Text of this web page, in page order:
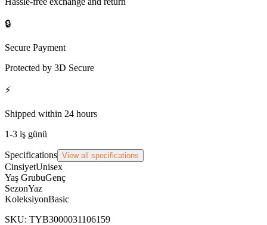
🔒
Secure Payment
Protected by 3D Secure
⚡
Shipped within 24 hours
1-3 iş günü
Specifications View all specifications
CinsiyetUnisex
Yaş GrubuGenç
SezonYaz
KoleksiyonBasic
SKU: TYB3000031106159